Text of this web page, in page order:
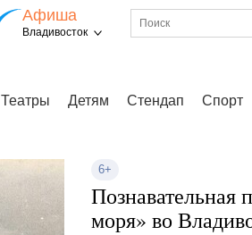
Афиша
Владивосток
Театры Детям Стендап Спорт
6+
Познавательная
моря» во